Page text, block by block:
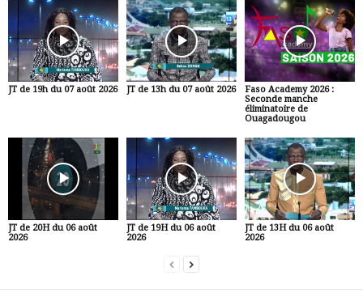
JT de 19h du 07 août 2026 JT de 13h du 07 août 2026
Faso Academy 2026 :
Seconde manche
éliminatoire de
Ouagadougou
JT de 20H du 06 août
2026
JT de 19H du 06 août
2026
JT de 13H du 06 août
2026